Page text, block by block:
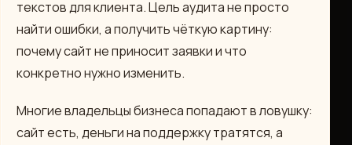
текстов для клиента. Цель аудита не просто
найти ошибки, а получить чёткую картину:
почему сайт не приносит заявки и что
конкретно нужно изменить.
Многие владельцы бизнеса попадают в ловушку:
сайт есть, деньги на поддержку тратятся, а